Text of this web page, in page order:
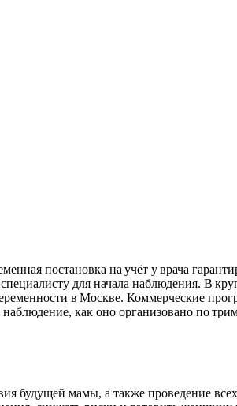
постановка на учёт у врача
для начала наблюдения. В
в Москве. Коммерческие
как оно организовано по
будущей мамы, а также проведение